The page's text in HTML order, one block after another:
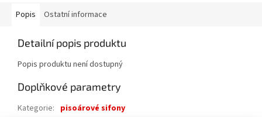
Popis Ostatní informace
Detailní popis produktu
Popis produktu není dostupný
Doplňkové parametry
Kategorie: pisoárové sifony